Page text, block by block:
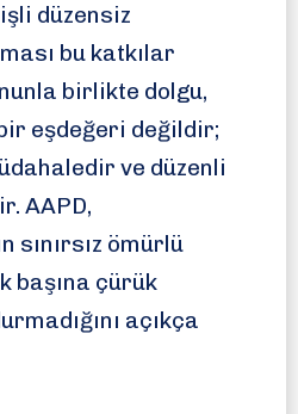
düzensiz
bu katkılar
birlikte dolgu,
eşdeğeri değildir;
ve düzenli
AAPD,
sınırsız ömürlü
başına çürük
açıkça